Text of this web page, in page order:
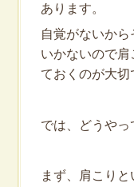
あります。
自覚がないか
いかないので
ておくのが大切
では、どうやっ
まず、肩こり